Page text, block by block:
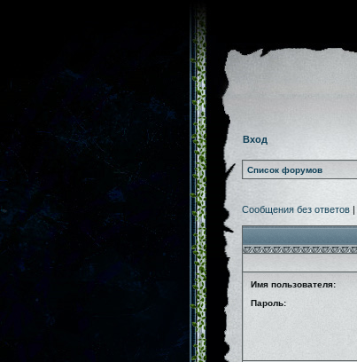
Вход
Список форумов
Сообщения без ответов |
Имя пользователя:
Пароль: